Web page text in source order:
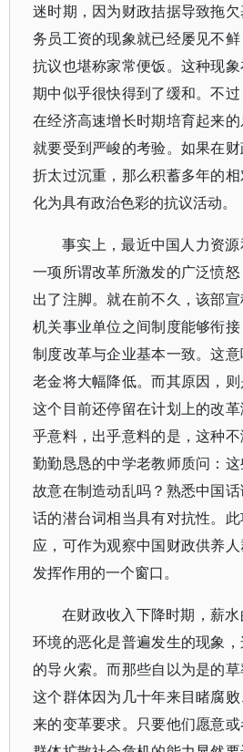
迷时期，因为财政拮据导致拖
务员工资的现象就已经屡见不
抗议也堪称家常便饭。这种现
期中似乎很快得到了缓和。不
在经济高速增长时期培育起来
就要受到严峻的考验。如果在
折太过沉重，那么积蓄多年的
化为具有政治色彩的抗议活动。
事实上，最近中国人力资
一项所谓改革所激发的广泛愤
出了注脚。就在前不久，该部
机关事业单位之间制度能够衔
制度改革与企业基本一致。这
老金将大幅降低。而其原因，则
这个目前还停留在计划上的改
乎意料，出乎意料的是，这种
勤勤恳恳的中学老教师质问：
故意在制造动乱吗？熟悉中国
话的潜台词相当具有对抗性。
应，可作为观察中国财政供养
发挥作用的一个窗口。
在财政收入下降时期，薪
环境的恶化是普遍发生的现象
的导火索。而那些自以为是的
这个群体因为几十年来目睹腐
来的变革要求。只要他们愿意